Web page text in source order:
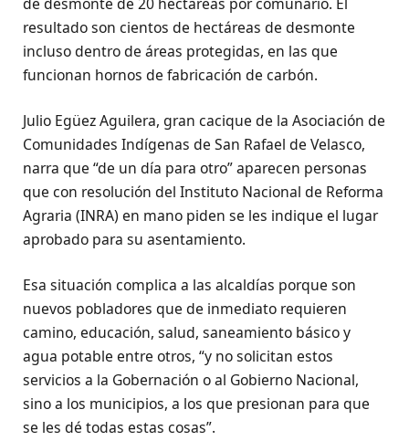
resultado son cientos de hectáreas de desmonte
incluso dentro de áreas protegidas, en las que
funcionan hornos de fabricación de carbón.
Julio Egüez Aguilera, gran cacique de la Asociación de
Comunidades Indígenas de San Rafael de Velasco,
narra que “de un día para otro” aparecen personas
que con resolución del Instituto Nacional de Reforma
Agraria (INRA) en mano piden se les indique el lugar
aprobado para su asentamiento.
Esa situación complica a las alcaldías porque son
nuevos pobladores que de inmediato requieren
camino, educación, salud, saneamiento básico y
agua potable entre otros, “y no solicitan estos
servicios a la Gobernación o al Gobierno Nacional,
sino a los municipios, a los que presionan para que
se les dé todas estas cosas”.